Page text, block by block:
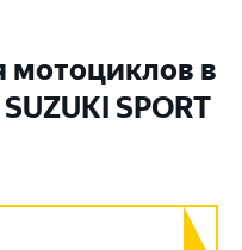
мотоциклов в
SPORT